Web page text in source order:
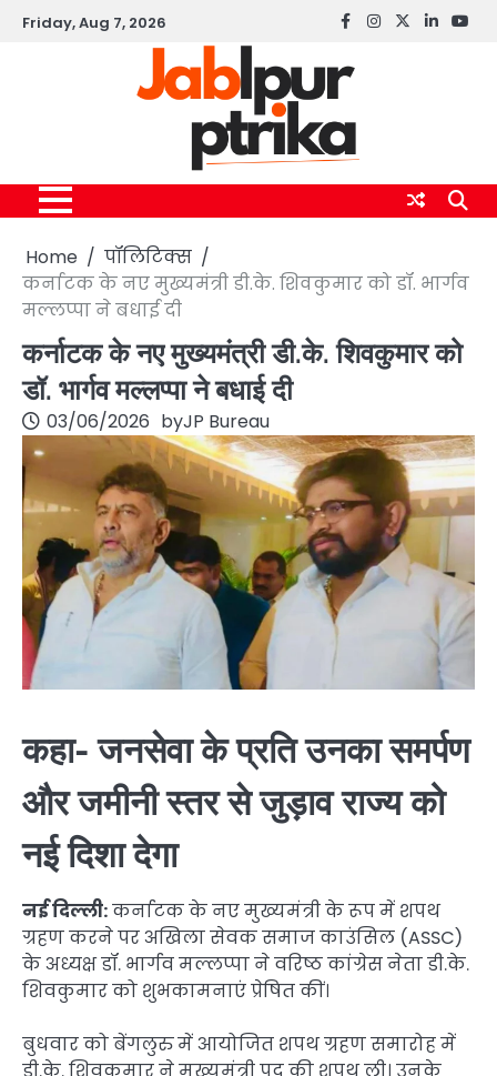
SkipFriday, Aug 7, 2026 Facebook
instagram
twitterlinkedin
Home
पॉलिटिक्स
कर्नाटक के नए मुख्यमंत्री डी.के. शिवकुमार को डॉ. भार्गव
मल्लप्पा ने बधाई दी
कर्नाटक के नए मुख्यमंत्री डी.के. शिवकुमार को
डॉ. भार्गव मल्लप्पा ने बधाई दी
03/06/2026 byJP Bureau
कहा- जनसेवा के प्रति उनका समर्पण
और जमीनी स्तर से जुड़ाव राज्य को
नई दिशा देगा
नई दिल्ली:कर्नाटक के नए मुख्यमंत्री के रूप में शपथ
ग्रहण करने पर अखिला सेवक समाज काउंसिल (ASSC)
के अध्यक्ष डॉ. भार्गव मल्लप्पा ने वरिष्ठ कांग्रेस नेता डी.के.
शिवकुमार को शुभकामनाएं प्रेषित कीं।
बुधवार को बेंगलुरु में आयोजित शपथ ग्रहण समारोह में